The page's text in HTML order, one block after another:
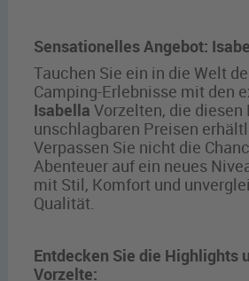
Sensationelles Angebot:
Tauchen Sie ein in die Welt
Camping-Erlebnisse mit den
Isabella Vorzelten, die diesen
unschlagbaren Preisen
Verpassen Sie nicht die
Abenteuer auf ein neues
mit Stil, Komfort und
Qualität.
Entdecken Sie die Highlights
Vorzelte: